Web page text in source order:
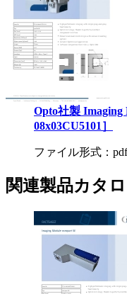
Opto社製
08x03CU5101］
ファイル形式：
関連製品カタ